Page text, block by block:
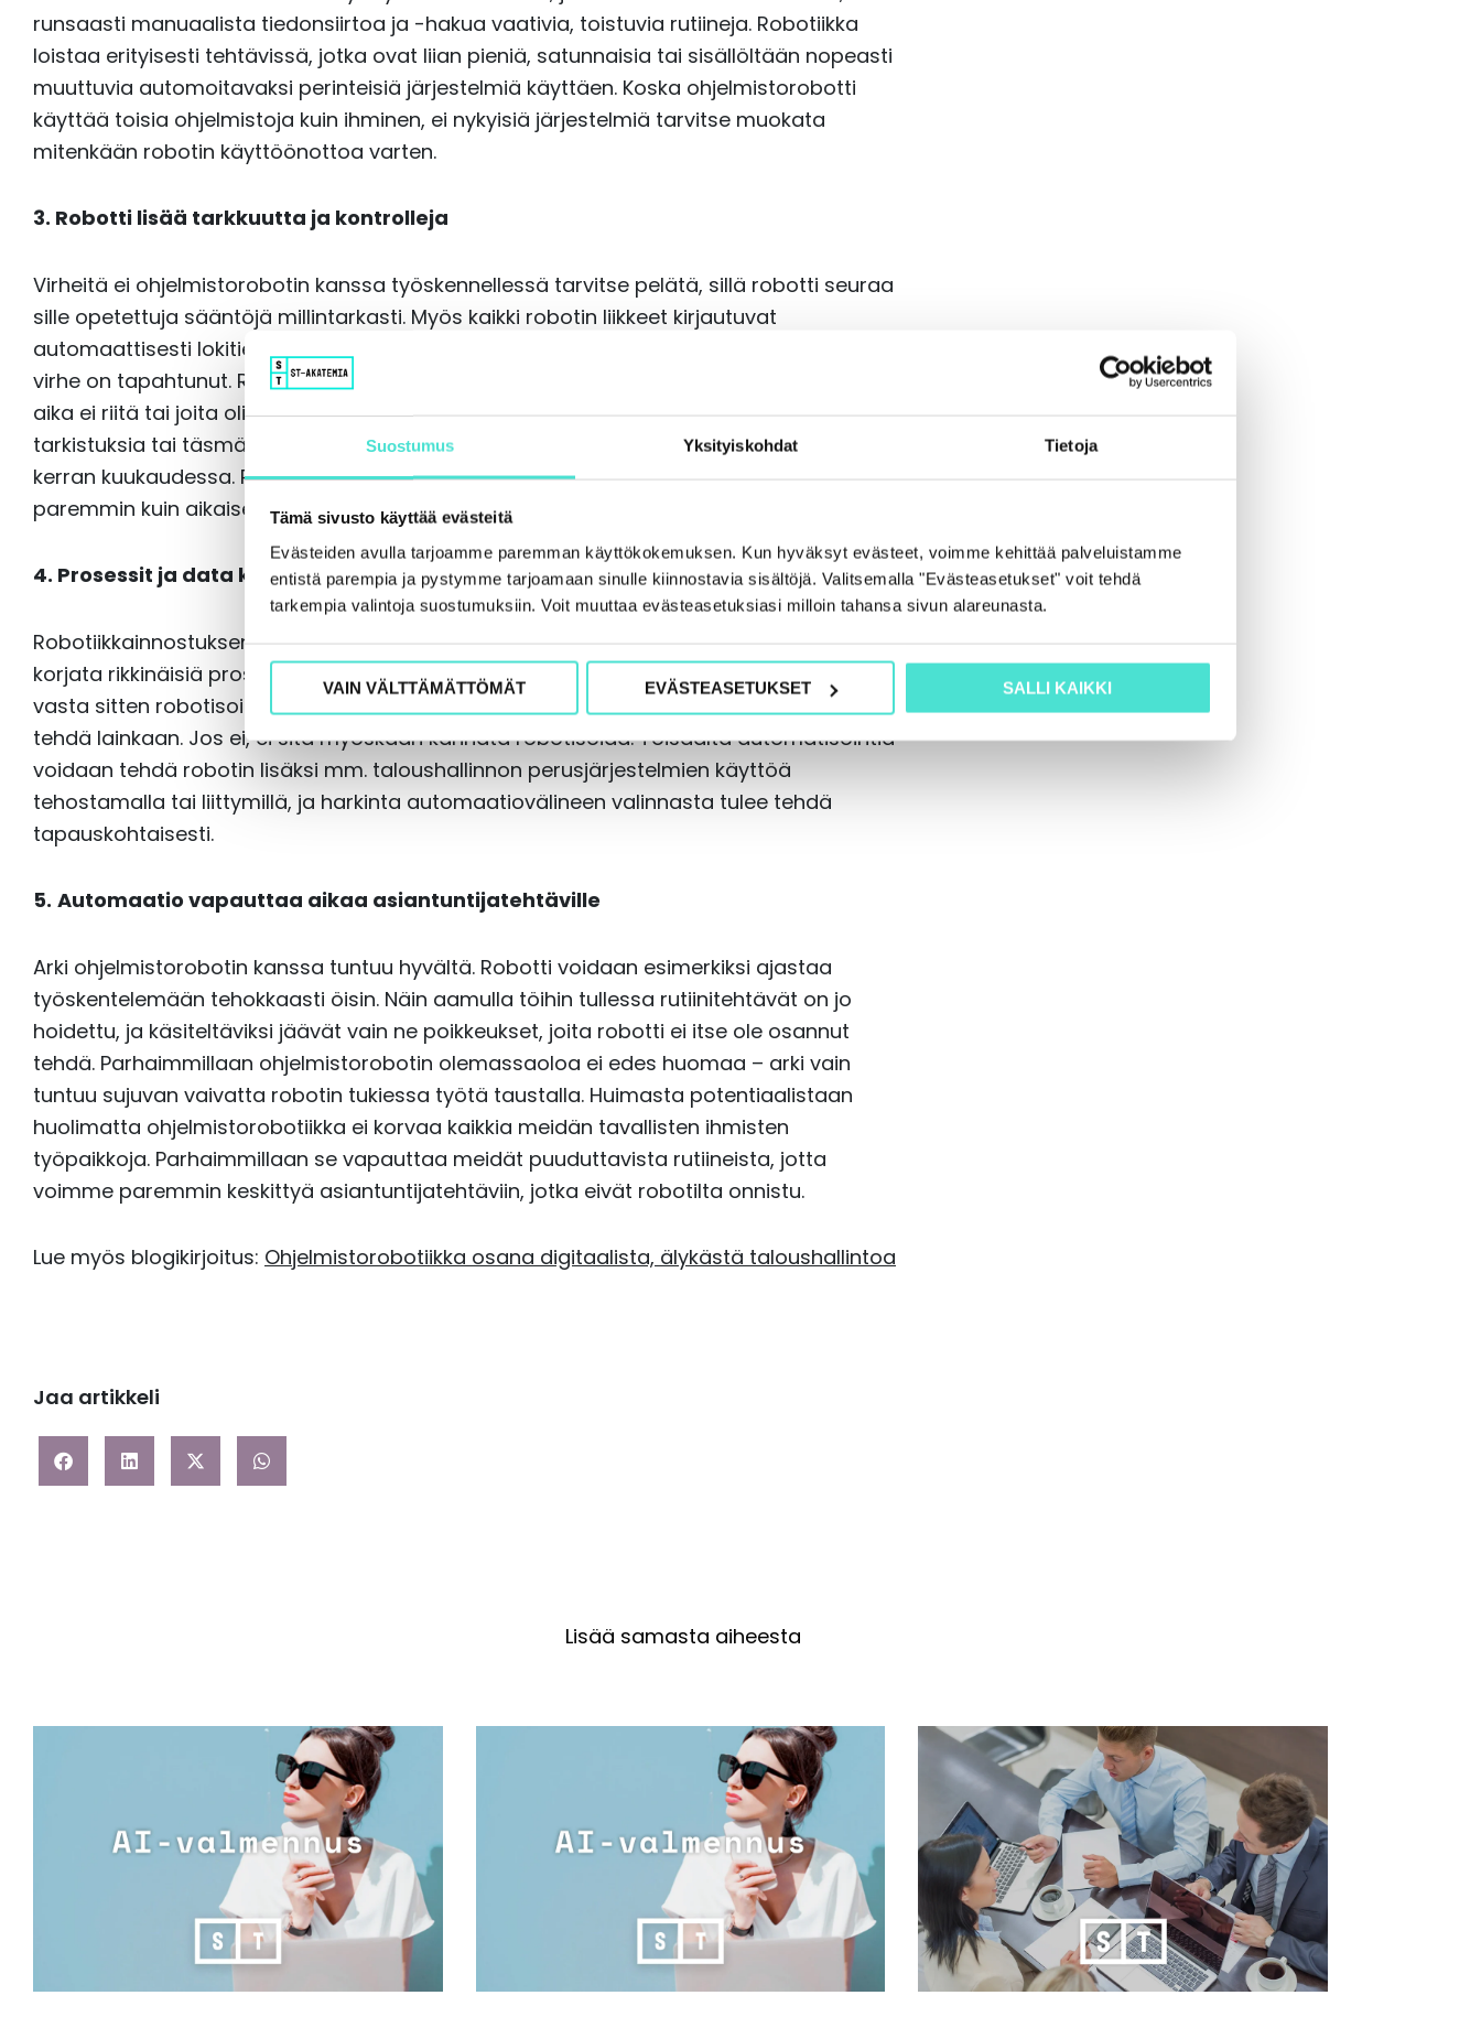
Suostumus Yksityiskohdat Tietoja
Tämä sivusto käyttää evästeitä
Evästeiden avulla tarjoamme paremman käyttökokemuksen. Kun hyväksyt evästeet, voimme kehittää palveluistamme
entistä parempia ja pystymme tarjoamaan sinulle kiinnostavia sisältöjä. Valitsemalla "Evästeasetukset" voit tehdä
tarkempia valintoja suostumuksiin. Voit muuttaa evästeasetuksiasi milloin tahansa sivun alareunasta.
VAIN VÄLTTÄMÄTTÖMÄT EVÄSTEASETUKSET SALLI KAIKKI
runsaasti manuaalista tiedonsiirtoa ja -hakua vaativia, toistuvia rutiineja. Robotiikka
loistaa erityisesti tehtävissä, jotka ovat liian pieniä, satunnaisia tai sisällöltään nopeasti
muuttuvia automoitavaksi perinteisiä järjestelmiä käyttäen. Koska ohjelmistorobotti
käyttää toisia ohjelmistoja kuin ihminen, ei nykyisiä järjestelmiä tarvitse muokata
mitenkään robotin käyttöönottoa varten.
3. Robotti lisää tarkkuutta ja kontrolleja
Virheitä ei ohjelmistorobotin kanssa työskennellessä tarvitse pelätä, sillä robotti seuraa
sille opetettuja sääntöjä millintarkasti. Myös kaikki robotin liikkeet kirjautuvat
automaattisesti lokitiedostoihin, jolloin ongelmatilanteessa on helppo seurata, missä
virhe on tapahtunut. Robotilla on mahdollista hoitaa myös uusia tehtäviä, joihin ihmisen
aika ei riitä tai joita olisi liian kallista hoitaa ihmistyönä. Esimerkiksi perustietojen
tarkistuksia tai täsmäytyksiä voidaan tehdä päivittäin, kun taas ihminen hoitaisi ne
kerran kuukaudessa. Robotin avulla rutiinit siis hoituvat nopeammin, tarkemmin ja
paremmin kuin aikaisemmin, ja jopa ennen mahdottomia tehtäviä saadaan hoidettua.
4. Prosessit ja data kannattaa laittaa kuntoon ennen robotin käyttöönottoa
Robotiikkainnostuksen aikana tulee järki pitää myös mukana: robotiikalla ei kannata
korjata rikkinäisiä prosesseja. Prosessit tulisi ensin yhtenäistää ja kehittää järkeviksi ja
vasta sitten robotisoida. Aina kannattaa ensin kyseenalaistaa, onko tehtävää tarpeen
tehdä lainkaan. Jos ei, ei sitä myöskään kannata robotisoida. Toisaalta automatisointia
voidaan tehdä robotin lisäksi mm. taloushallinnon perusjärjestelmien käyttöä
tehostamalla tai liittymillä, ja harkinta automaatiovälineen valinnasta tulee tehdä
tapauskohtaisesti.
5. Automaatio vapauttaa aikaa asiantuntijatehtäville
Arki ohjelmistorobotin kanssa tuntuu hyvältä. Robotti voidaan esimerkiksi ajastaa
työskentelemään tehokkaasti öisin. Näin aamulla töihin tullessa rutiinitehtävät on jo
hoidettu, ja käsiteltäviksi jäävät vain ne poikkeukset, joita robotti ei itse ole osannut
tehdä. Parhaimmillaan ohjelmistorobotin olemassaoloa ei edes huomaa – arki vain
tuntuu sujuvan vaivatta robotin tukiessa työtä taustalla. Huimasta potentiaalistaan
huolimatta ohjelmistorobotiikka ei korvaa kaikkia meidän tavallisten ihmisten
työpaikkoja. Parhaimmillaan se vapauttaa meidät puuduttavista rutiineista, jotta
voimme paremmin keskittyä asiantuntijatehtäviin, jotka eivät robotilta onnistu.
Lue myös blogikirjoitus: Ohjelmistorobotiikka osana digitaalista, älykästä taloushallintoa
Jaa artikkeli
Lisää samasta aiheesta